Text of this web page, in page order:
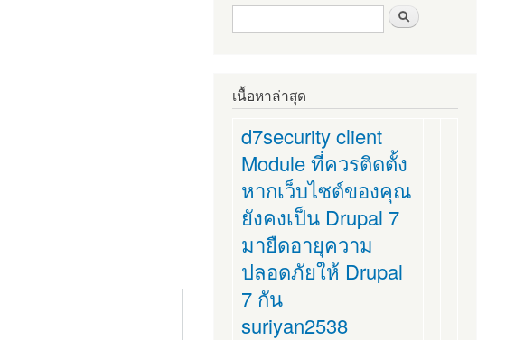
ฟอร์มค้นหา
เนื้อหาล่าสุด
d7security client
Module ที่ควรติดตั้ง
หากเว็บไซต์ของคุณ
ยังคงเป็น Drupal 7
มายืดอายุความ
ปลอดภัยให้ Drupal
7 กัน
suriyan2538